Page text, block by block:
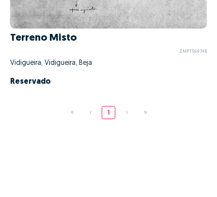
Terreno Misto
ZMPT569748
Vidigueira, Vidigueira, Beja
Reservado
« ‹ 1 › »